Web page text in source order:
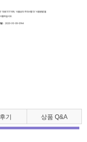
기 상품 Q&A